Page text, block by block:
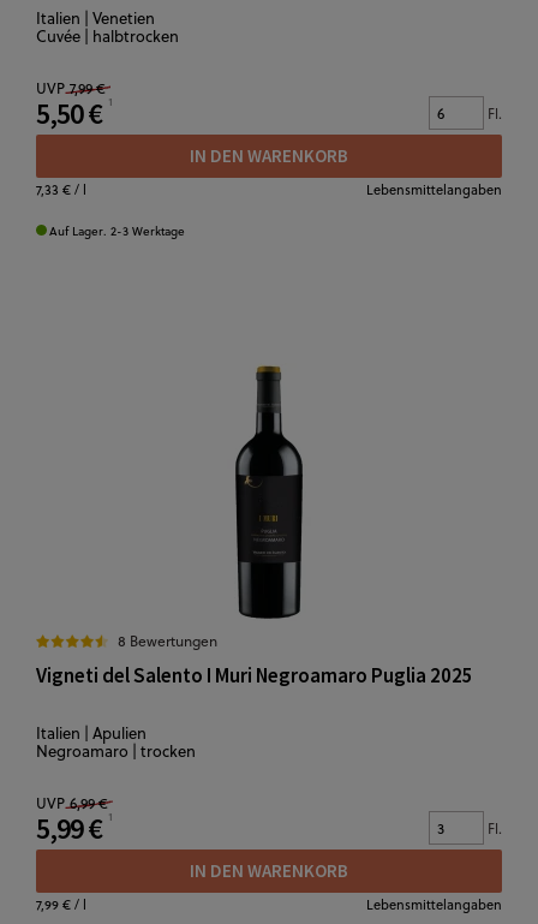
Italien | Venetien
Cuvée | halbtrocken
UVP 7,99 €
5,50 € Fl.
IN DEN WARENKORB
7,33 €/ l Lebensmittelangaben
Auf Lager. 2-3 Werktage
8 Bewertungen
Vigneti del Salento I Muri Negroamaro Puglia 2025
Italien | Apulien
Negroamaro | trocken
UVP 6,99 €
5,99 € Fl.
IN DEN WARENKORB
7,99 €/ l Lebensmittelangaben